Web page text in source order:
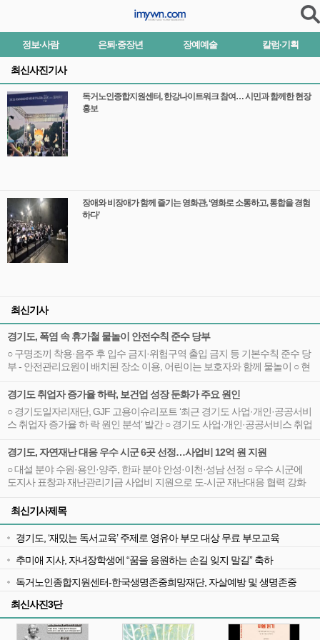
정보·사람 은퇴·중장년 장예예술 칼럼·기획
최신사진기사
독거노인종합지원센터, 한강나이트워크 참여… 시민과 함께한 현장
홍보
장애와 비장애가 함께 즐기는 영화관, ‘영화로 소통하고, 통합을 경험
하다’
최신기사
경기도, 폭염 속 휴가철 물놀이 안전수칙 준수 당부
○ 구명조끼 착용·음주 후 입수 금지·위험구역 출입 금지 등 기본수칙 준수 당
부 - 안전관리요원이 배치된 장소 이용, 어린이는 보호자와 함께 물놀이 ○ 현
경기도 취업자 증가율 하락, 보건업 성장 둔화가 주요 원인
○ 경기도일자리재단, GJF 고용이슈리포트 ‘최근 경기도 사업·개인·공공서비
스 취업자 증가율 하 락 원인 분석’ 발간 ○ 경기도 사업·개인·공공서비스 취업
터 빠르게 성장한 경기도 보건업, 2020년대 초 이후 증가세 둔화
경기도, 자연재난 대응 우수 시군 6곳 선정…사업비 12억 원 지원
○ 대설 분야 수원·용인·양주, 한파 분야 안성·이천·성남 선정 ○ 우수 시군에
도지사 표창과 재난관리기금 사업비 지원으로 도-시군 재난대응 협력 강화
최신기사제목
경기도, ‘재밌는 독서교육’ 주제로 영유아 부모 대상 무료 부모교육
추미애 지사, 자녀장학생에 “꿈을 응원하는 손길 잊지 말길” 축하
독거노인종합지원센터-한국생명존중희망재단, 자살예방 및 생명존중
최신사진3단